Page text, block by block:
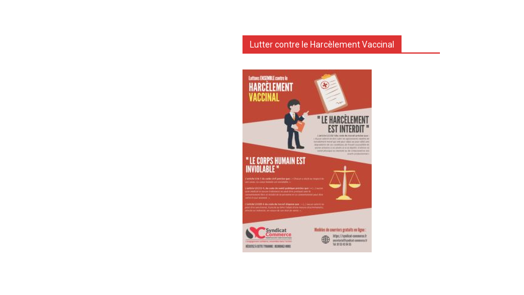
Lutter contre le Harcèlement Vaccinal